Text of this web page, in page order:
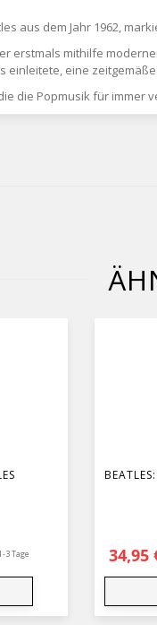
aus dem Jahr 1962,
erstmals mithilfe
einleitete, eine
die Popmusik für
3 Tage 34,95